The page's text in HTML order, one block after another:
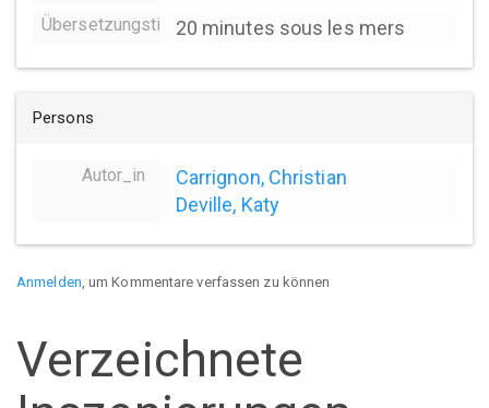
Übersetzungstitel20 minutes sous les mers
Persons
Autor_in
Carrignon, Christian
Deville, Katy
Anmelden, um Kommentare verfassen zu können
Verzeichnete